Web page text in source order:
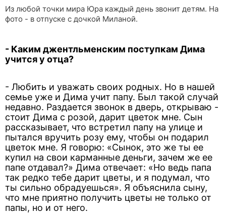
Из любой точки мира Юра каждый день звонит детям. На
фото - в отпуске с дочкой Миланой.
- Каким джентльменским поступкам Дима
учится у отца?
- Любить и уважать своих родных. Но в нашей
семье уже и Дима учит папу. Был такой случай
недавно. Раздается звонок в дверь, открываю -
стоит Дима с розой, дарит цветок мне. Сын
рассказывает, что встретил папу на улице и
пытался вручить розу ему, чтобы он подарил
цветок мне. Я говорю: «Сынок, это же ты ее
купил на свои карманные деньги, зачем же ее
папе отдавал?» Дима отвечает: «Но ведь папа
так редко тебе дарит цветы, и я подумал, что
ты сильно обрадуешься». Я объяснила сыну,
что мне приятно получить цветы не только от
папы, но и от него.